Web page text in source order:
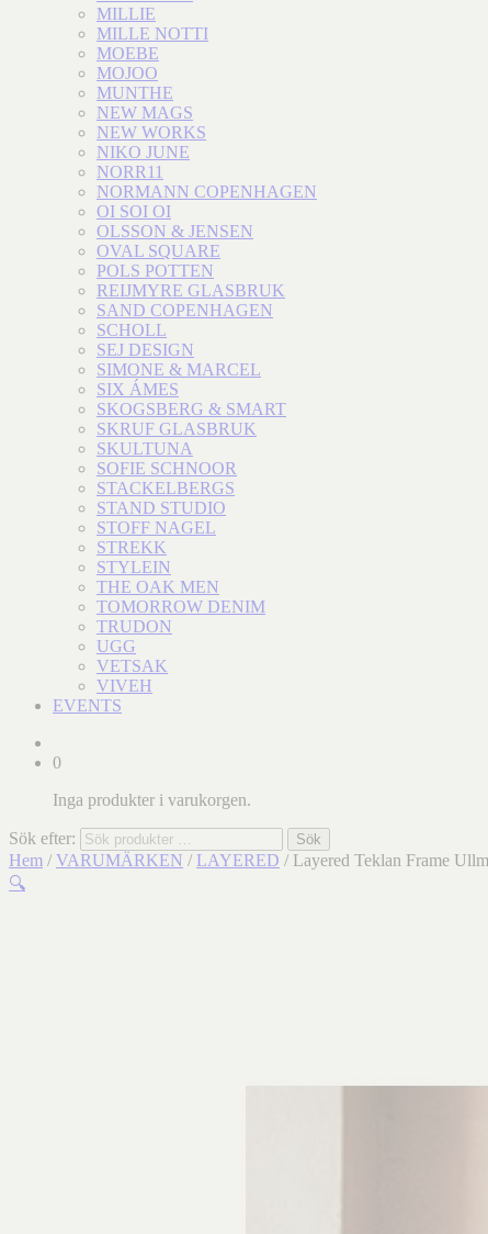
MILLIE
MILLE NOTTI
MOEBE
MOJOO
MUNTHE
NEW MAGS
NEW WORKS
NIKO JUNE
NORR11
NORMANN COPENHAGEN
OI SOI OI
OLSSON & JENSEN
OVAL SQUARE
POLS POTTEN
REIJMYRE GLASBRUK
SAND COPENHAGEN
SCHOLL
SEJ DESIGN
SIMONE & MARCEL
SIX ÁMES
SKOGSBERG & SMART
SKRUF GLASBRUK
SKULTUNA
SOFIE SCHNOOR
STACKELBERGS
STAND STUDIO
STOFF NAGEL
STREKK
STYLEIN
THE OAK MEN
TOMORROW DENIM
TRUDON
UGG
VETSAK
VIVEH
EVENTS
0
Inga produkter i varukorgen.
Sök efter: Sök
Hem / VARUMÄRKEN / LAYERED / Layered Teklan Frame
🔍